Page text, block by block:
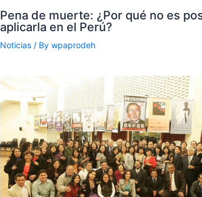
Pena de muerte: ¿Por qué no es
aplicarla en el Perú?
Noticias/ By wpaprodeh